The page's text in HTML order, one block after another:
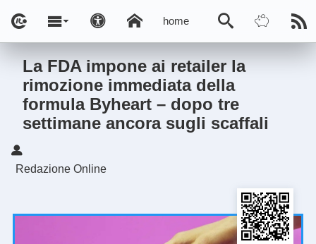
home
La FDA impone ai retailer la
rimozione immediata della
formula Byheart – dopo tre
settimane ancora sugli scaffali
Redazione Online